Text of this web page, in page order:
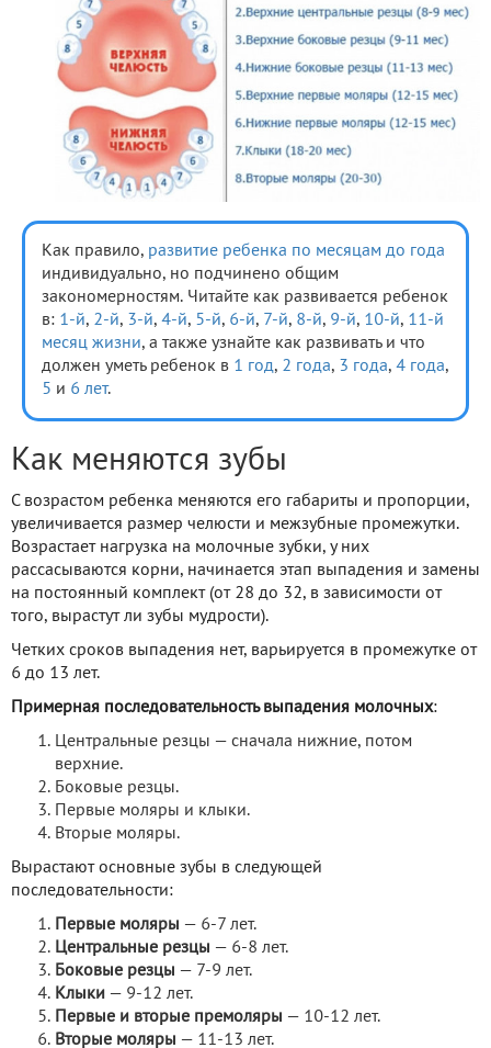
Как правило, развитие ребенка по месяцам до года
индивидуально, но подчинено общим
закономерностям. Читайте как развивается ребенок
в: 1-й, 2-й, 3-й, 4-й, 5-й, 6-й, 7-й, 8-й, 9-й, 10-й, 11-й
месяц жизни, а также узнайте как развивать и что
должен уметь ребенок в 1 год, 2 года, 3 года, 4 года,
5 и 6 лет.
Как меняются зубы
С возрастом ребенка меняются его габариты и пропорции,
увеличивается размер челюсти и межзубные промежутки.
Возрастает нагрузка на молочные зубки, у них
рассасываются корни, начинается этап выпадения и замены
на постоянный комплект (от 28 до 32, в зависимости от
того, вырастут ли зубы мудрости).
Четких сроков выпадения нет, варьируется в промежутке от
6 до 13 лет.
Примерная последовательность выпадения молочных:
Центральные резцы — сначала нижние, потом
верхние.
Боковые резцы.
Первые моляры и клыки.
Вторые моляры.
Вырастают основные зубы в следующей
последовательности:
Первые моляры — 6-7 лет.
Центральные резцы — 6-8 лет.
Боковые резцы — 7-9 лет.
Клыки — 9-12 лет.
Первые и вторые премоляры — 10-12 лет.
Вторые моляры — 11-13 лет.